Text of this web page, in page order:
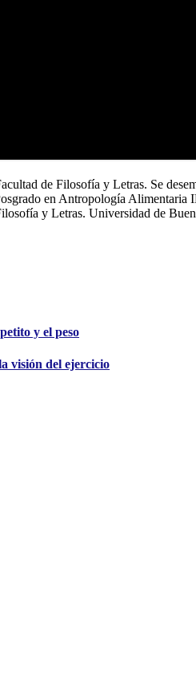
de Filosofía y Letras. Se
en Antropología
y Letras. Universidad de
y el peso
visión del ejercicio